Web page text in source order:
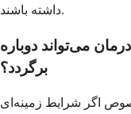
داشته باشند.
می‌تواند دوباره
برگردد؟
اگر شرایط زمینه‌ای